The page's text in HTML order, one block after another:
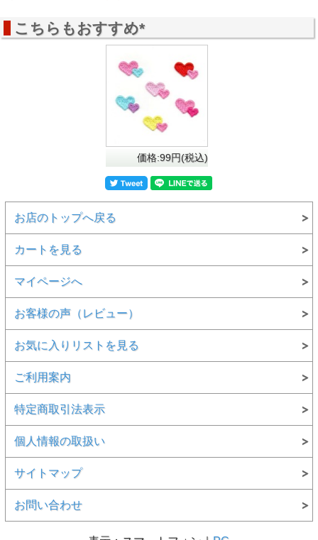
こちらもおすすめ*
価格:99円(税込)
お店のトップへ戻る
カートを見る
マイページへ
お客様の声（レビュー）
お気に入りリストを見る
ご利用案内
特定商取引法表示
個人情報の取扱い
サイトマップ
お問い合わせ